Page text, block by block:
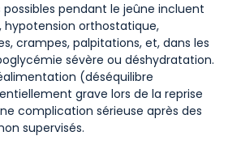
possibles pendant le jeûne incluent
hypotension orthostatique,
crampes, palpitations, et, dans les
sévère ou déshydratation.
(déséquilibre
grave lors de la reprise
complication sérieuse après des
supervisés.